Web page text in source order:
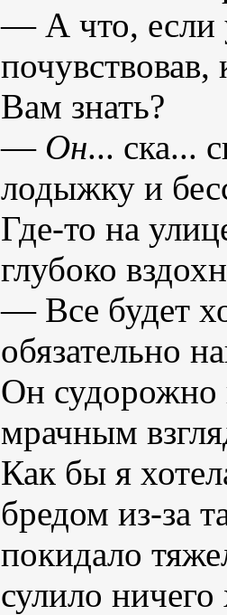
— А что, если
Вам знать?
— Он... ска...
лодыжку и
Где-то на
глубоко
— Все будет
обязательно
Он судорожно
мрачным
Как бы я
бредом из-за
покидало
сулило